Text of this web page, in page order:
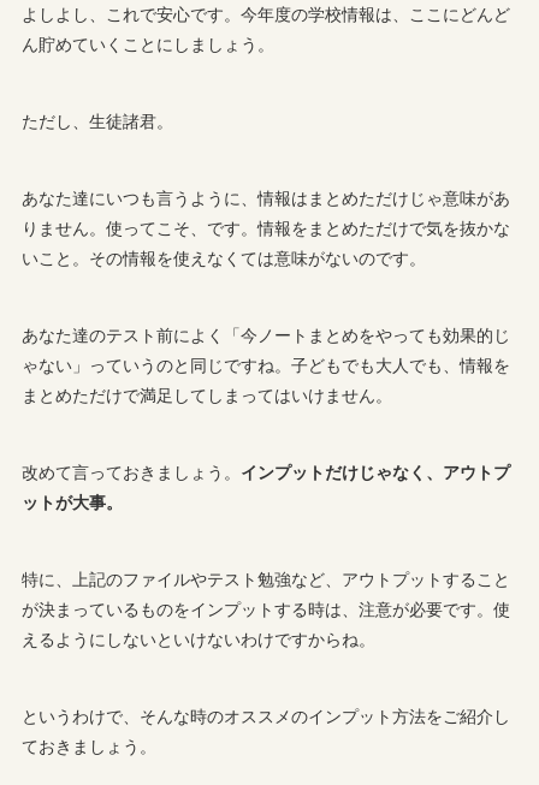
よしよし、これで安心です。今年度の学校情報は、ここにどんど
ん貯めていくことにしましょう。
ただし、生徒諸君。
あなた達にいつも言うように、情報はまとめただけじゃ意味があ
りません。使ってこそ、です。情報をまとめただけで気を抜かな
いこと。その情報を使えなくては意味がないのです。
あなた達のテスト前によく「今ノートまとめをやっても効果的じ
ゃない」っていうのと同じですね。子どもでも大人でも、情報を
まとめただけで満足してしまってはいけません。
改めて言っておきましょう。 インプットだけじゃなく、アウトプ
ットが大事。
特に、上記のファイルやテスト勉強など、アウトプットすること
が決まっているものをインプットする時は、注意が必要です。使
えるようにしないといけないわけですからね。
というわけで、そんな時のオススメのインプット方法をご紹介し
ておきましょう。